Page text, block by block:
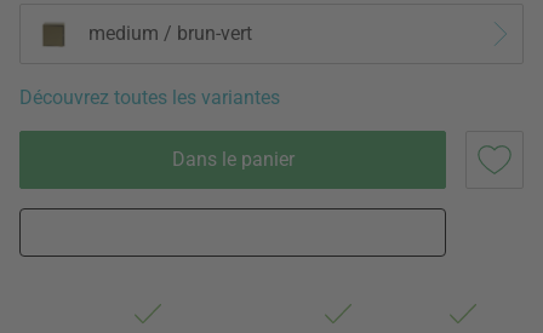
medium / brun-vert
Découvrez toutes les variantes
Dans le panier